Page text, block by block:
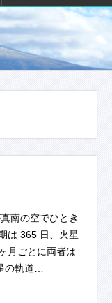
南の空でひとき
は 365 日、火星
月ごとに両者は
の軌道…